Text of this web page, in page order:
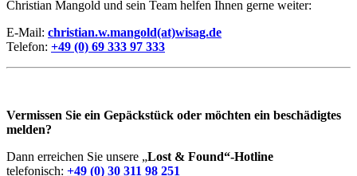
Christian Mangold und sein Team helfen Ihnen gerne weiter:
E-Mail: christian.w.mangold(at)wisag.de
Telefon: +49 (0) 69 333 97 333
Vermissen Sie ein Gepäckstück oder möchten ein beschädigtes
melden?
Dann erreichen Sie unsere „Lost & Found“-Hotline
telefonisch: +49 (0) 30 311 98 251